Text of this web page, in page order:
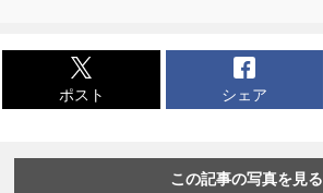
ポスト シェア
この記事の写真を見る